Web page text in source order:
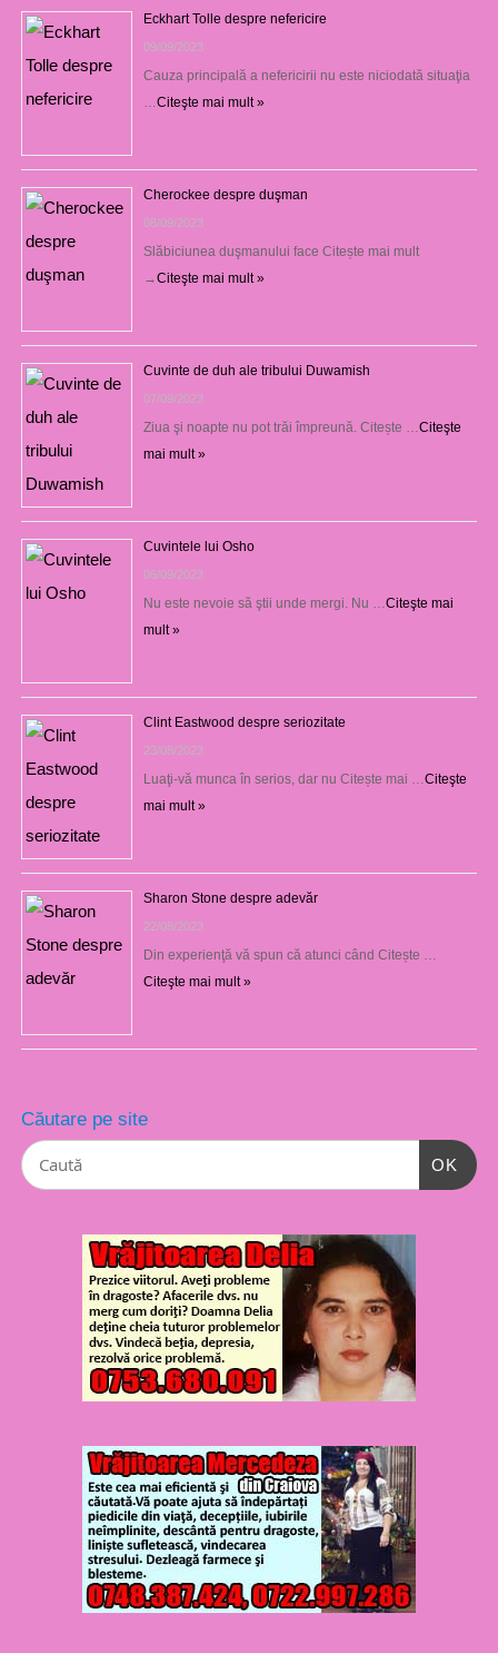
Eckhart Tolle despre nefericire
09/09/2023
Cauza principală a nefericirii nu este niciodată situaţia
Citeşte mai mult »
Cherockee despre duşman
08/09/2023
Slăbiciunea duşmanului face Citește mai mult
→Citeşte mai mult »
Cuvinte de duh ale tribului Duwamish
07/09/2023
Ziua şi noapte nu pot trăi împreună. Citește … Citeşte
mai mult »
Cuvintele lui Osho
06/09/2023
Nu este nevoie să ştii unde mergi. Nu … Citeşte mai
mult »
Clint Eastwood despre seriozitate
23/08/2023
Luaţi-vă munca în serios, dar nu Citește mai … Citeşte
mai mult »
Sharon Stone despre adevăr
22/08/2023
Din experienţă vă spun că atunci când Citește …
Citeşte mai mult »
Căutare pe site
OK